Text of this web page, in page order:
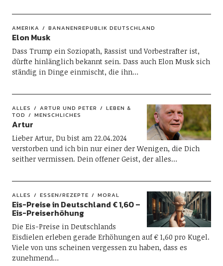
AMERIKA BANANENREPUBLIK DEUTSCHLAND
Elon Musk
Dass Trump ein Soziopath, Rassist und Vorbestrafter ist,
dürfte hinlänglich bekannt sein. Dass auch Elon Musk sich
ständig in Dinge einmischt, die ihn…
ALLES ARTUR UND PETER
LEBEN &
TOD
MENSCHLICHES
Artur
Lieber Artur, Du bist am 22.04.2024
verstorben und ich bin nur einer der Wenigen, die Dich
seither vermissen. Dein offener Geist, der alles…
ALLES ESSEN/REZEPTE MORAL
Eis-Preise in Deutschland € 1,60 –
Eis-Preiserhöhung
Die Eis-Preise in Deutschlands
Eisdielen erleben gerade Erhöhungen auf € 1,60 pro Kugel.
Viele von uns scheinen vergessen zu haben, dass es
zunehmend…